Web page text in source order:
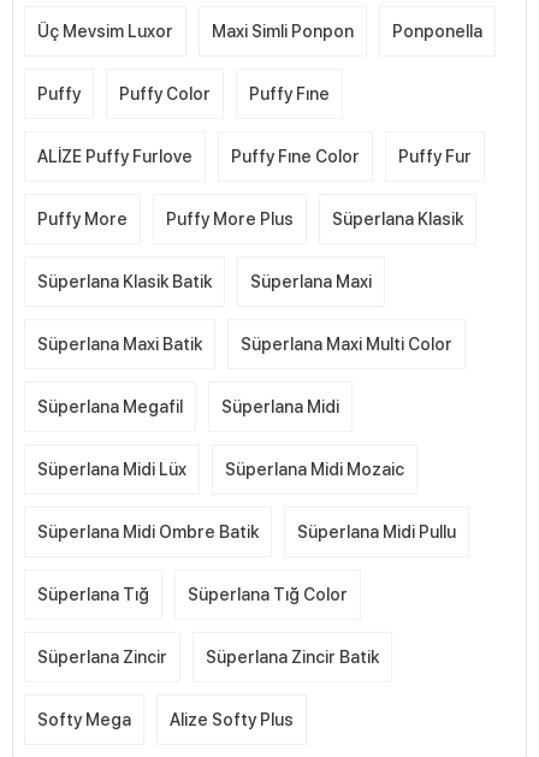
Üç Mevsim Luxor Maxi Simli Ponpon Ponponella
Puffy Puffy Color Puffy Fıne
ALİZE Puffy Furlove Puffy Fıne Color Puffy Fur
Puffy More Puffy More Plus Süperlana Klasik
Süperlana Klasik Batik Süperlana Maxi
Süperlana Maxi Batik Süperlana Maxi Multi Color
Süperlana Megafil Süperlana Midi
Süperlana Midi Lüx Süperlana Midi Mozaic
Süperlana Midi Ombre Batik Süperlana Midi Pullu
Süperlana Tığ Süperlana Tığ Color
Süperlana Zincir Süperlana Zincir Batik
Softy Mega Alize Softy Plus